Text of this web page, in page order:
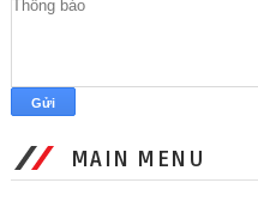
MAIN MENU